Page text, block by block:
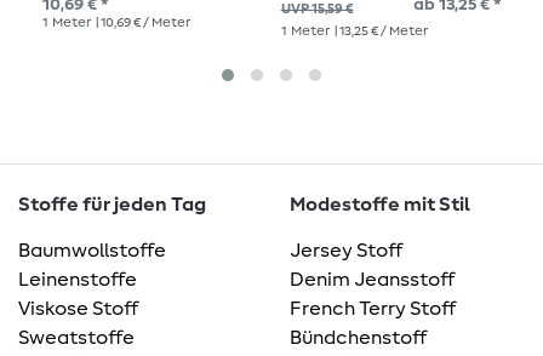
10,69 € *
1 Meter | 10,69 € / Meter
UVP 15,59 € ab 13,25 € *
1 Meter | 13,25 € / Meter
Stoffe für jeden Tag
Baumwollstoffe
Leinenstoffe
Viskose Stoff
Sweatstoffe
Modestoffe mit Stil
Jersey Stoff
Denim Jeansstoff
French Terry Stoff
Bündchenstoff